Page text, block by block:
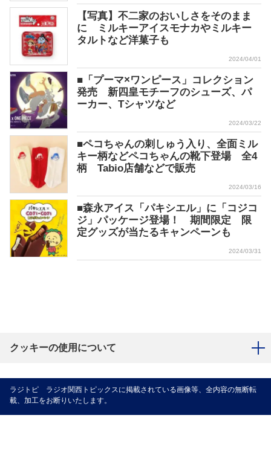
【写真】不二家のおいしさをそのまま
に ミルキーアイスモナカやミルキー
タルトなど洋菓子も
2024/04/01
■「プーマ×ワンピース」コレクション
発売 新四皇モチーフのシューズ、パ
ーカー、Tシャツなど
2024/03/22
■ペコちゃんの刺しゅう入り、全面ミル
キー柄などペコちゃんの靴下登場 全4
柄 Tabio店舗などで販売
2024/03/16
■森永アイス「パキシエル」に「コジコ
ジ」パッケージ登場！ 期間限定 限
定グッズが当たるキャンペーンも
2024/03/31
クッキーの使用について
ラジトピ ラジオ関西トピックスに掲載されている画像等、全内容の無断転
載、加工をお断りいたします。